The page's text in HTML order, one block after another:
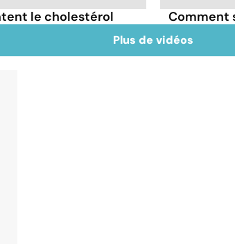
le cholestérol Comment
Plus de vidéos